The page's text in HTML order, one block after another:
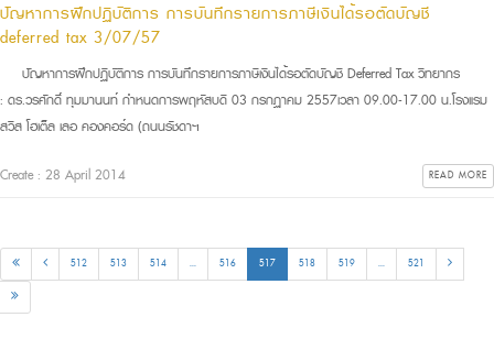
ปัญหาการฝึกปฏิบัติการ การบันทึกรายการภาษีเงินได้รอตัดบัญชี
deferred tax 3/07/57
ปัญหาการฝึกปฏิบัติการ การบันทึกรายการภาษีเงินได้รอตัดบัญชี Deferred Tax วิทยากร
: ดร.วรศักดิ์ ทุมมานนท์ กำหนดการพฤหัสบดี 03 กรกฏาคม 2557เวลา 09.00-17.00 น.โรงแรม
สวิส โฮเต็ล เลอ คองคอร์ด (ถนนรัชดาฯ
Create : 28 April 2014 READ MORE
512 513 514 ... 516 517 518 519 ... 521